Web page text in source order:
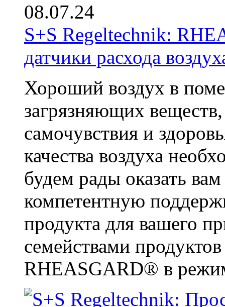
08.07.24
S+S Regeltechnik:
датчики расхода
Хороший воздух в
загрязняющих
самочувствия и
качества воздуха
будем рады оказать
компетентную
продукта для вашего
семействами
RHEASGARD® в